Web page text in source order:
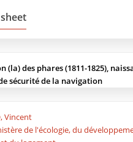
(la) des phares (1811-1825),
sécurité de la navigation
Vincent
de l'écologie, du